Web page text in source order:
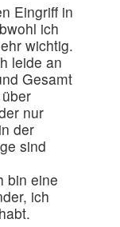
Eingriff in
ich
wichtig.
leide an
Gesamt
nur
der
sind
bin eine
ich